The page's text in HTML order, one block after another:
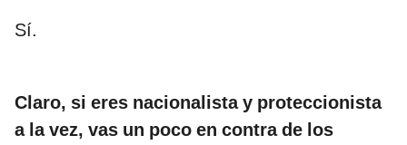
Sí.
Claro, si eres nacionalista y proteccionista
a la vez, vas un poco en contra de los